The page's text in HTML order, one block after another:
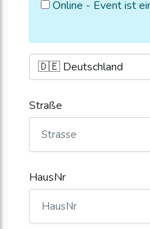
Online - Event ist
Straße
HausNr